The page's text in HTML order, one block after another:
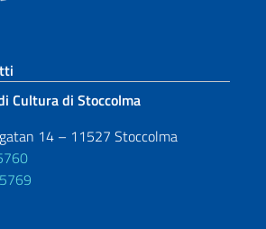
Cultura di Stoccolma
14 – 11527 Stoccolma